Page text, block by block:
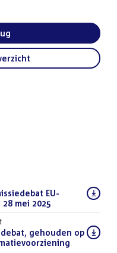
link:
EU-
mei 2025
gehouden op